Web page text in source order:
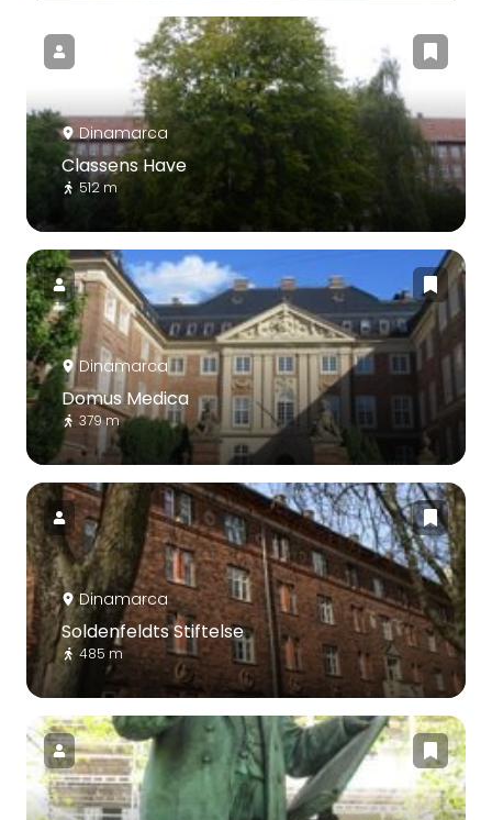
Dinamarca
Classens Have
512 m
Dinamarca
Domus Medica
379 m
Dinamarca
Soldenfeldts Stiftelse
485 m